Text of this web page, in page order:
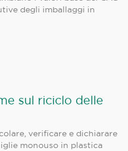
degli imballaggi in
sul riciclo delle
verificare e dichiarare
monouso in plastica